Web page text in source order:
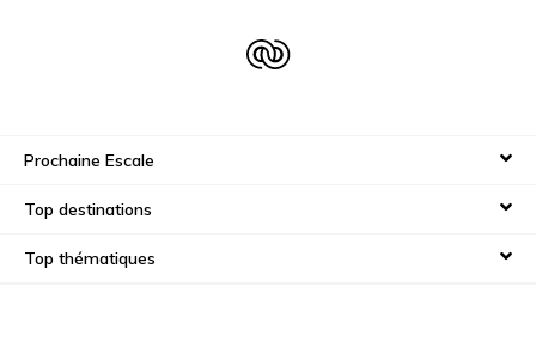
Prochaine Escale
Top destinations
Top thématiques